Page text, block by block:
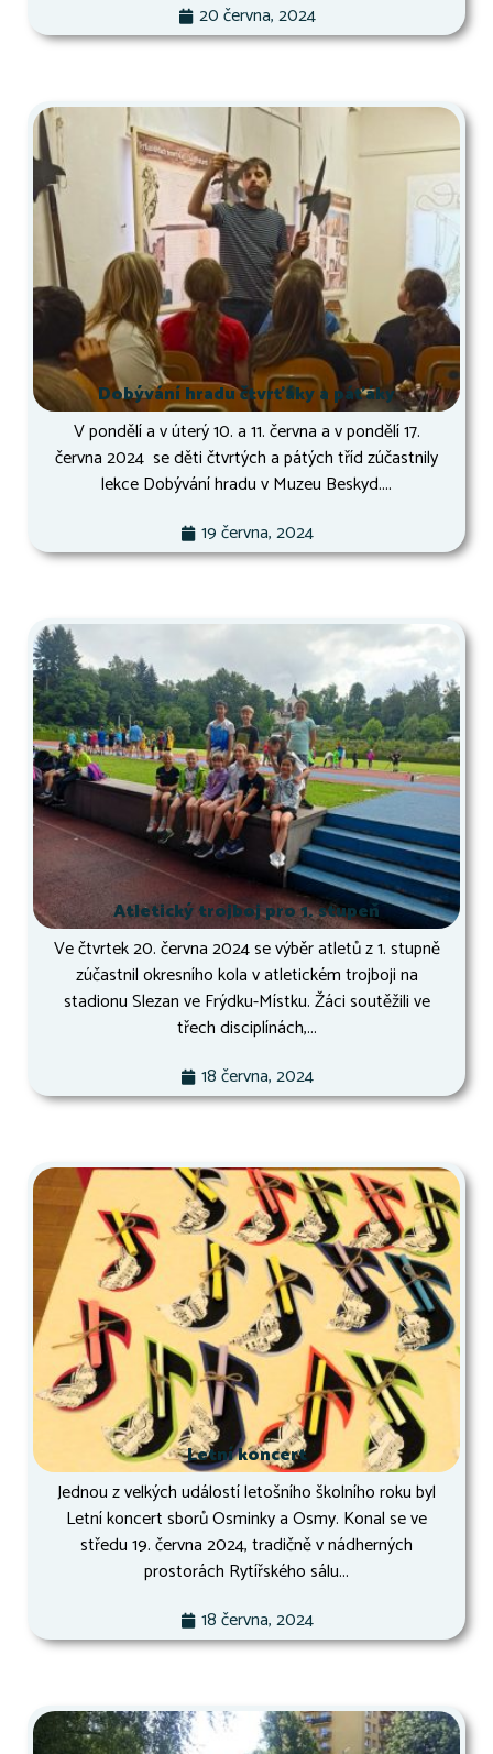
20 června, 2024
Dobývání hradu čtvrťáky a páťáky
V pondělí a v úterý 10. a 11. června a v pondělí 17.
června 2024 se děti čtvrtých a pátých tříd zúčastnily
lekce Dobývání hradu v Muzeu Beskyd....
19 června, 2024
Atletický trojboj pro 1. stupeň
Ve čtvrtek 20. června 2024 se výběr atletů z 1. stupně
zúčastnil okresního kola v atletickém trojboji na
stadionu Slezan ve Frýdku-Místku. Žáci soutěžili ve
třech disciplínách,...
18 června, 2024
Letní koncert
Jednou z velkých událostí letošního školního roku byl
Letní koncert sborů Osminky a Osmy. Konal se ve
středu 19. června 2024, tradičně v nádherných
prostorách Rytířského sálu...
18 června, 2024